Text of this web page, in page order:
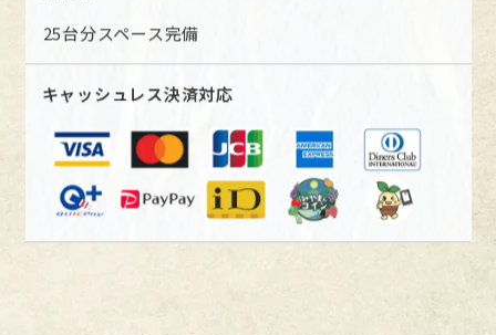
25台分スペース完備
キャッシュレス決済対応